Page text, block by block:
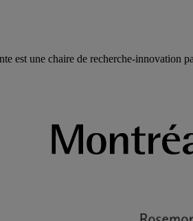
est une chaire de recherche-innovation